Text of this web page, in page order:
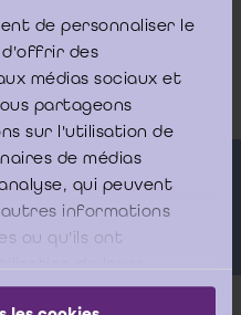
de personnaliser le
d'offrir des
médias sociaux et
partageons
sur l'utilisation de
de médias
qui peuvent
informations
ou qu'ils ont
Building - Koning
du Roi Albert II -
Bruxelles